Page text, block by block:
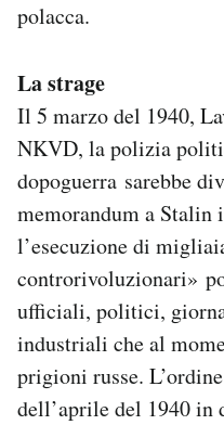
polacca.
La strage
Il 5 marzo del 1940,
NKVD, la polizia
dopoguerra sarebbe
memorandum a Stalin
l’esecuzione di
controrivoluzionari»
ufficiali, politici,
industriali che al
prigioni russe.
dell’aprile del 1940 in